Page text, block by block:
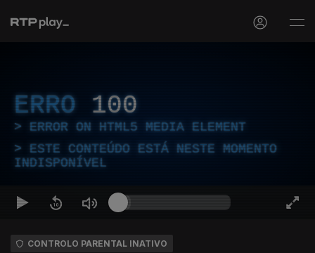
ERRO 100
ERROR ON HTML5 MEDIA ELEMENT
ESTE CONTEÚDO ESTÁ NESTE MOMENTO
INDISPONÍVEL
CONTROLO PARENTAL INATIVO